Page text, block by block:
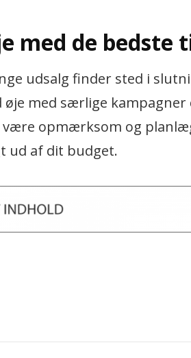
med de
udsalg finder sted i
øje med særlige
være opmærksom og
ud af dit budget.